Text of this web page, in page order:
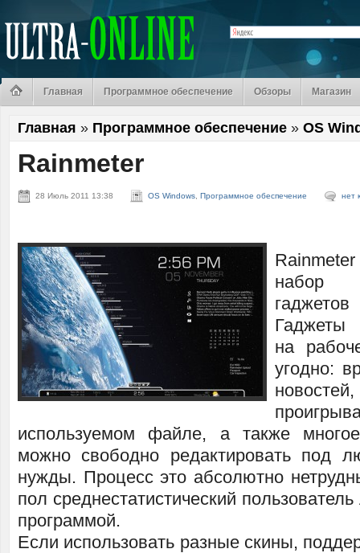
Главная Программное обеспечение Обзоры Магазин
Главная » Программное обеспечение » OS
Rainmeter
28 Июль 2011 13:38 OS Windows Программное обеспечение нет
набор
Гаджеты
на
угодно:
используемом файле, а также
можно свободно редактировать под
нужды. Процесс это абсолютно
пол среднестатистический
программой.
Если использовать разные скины,